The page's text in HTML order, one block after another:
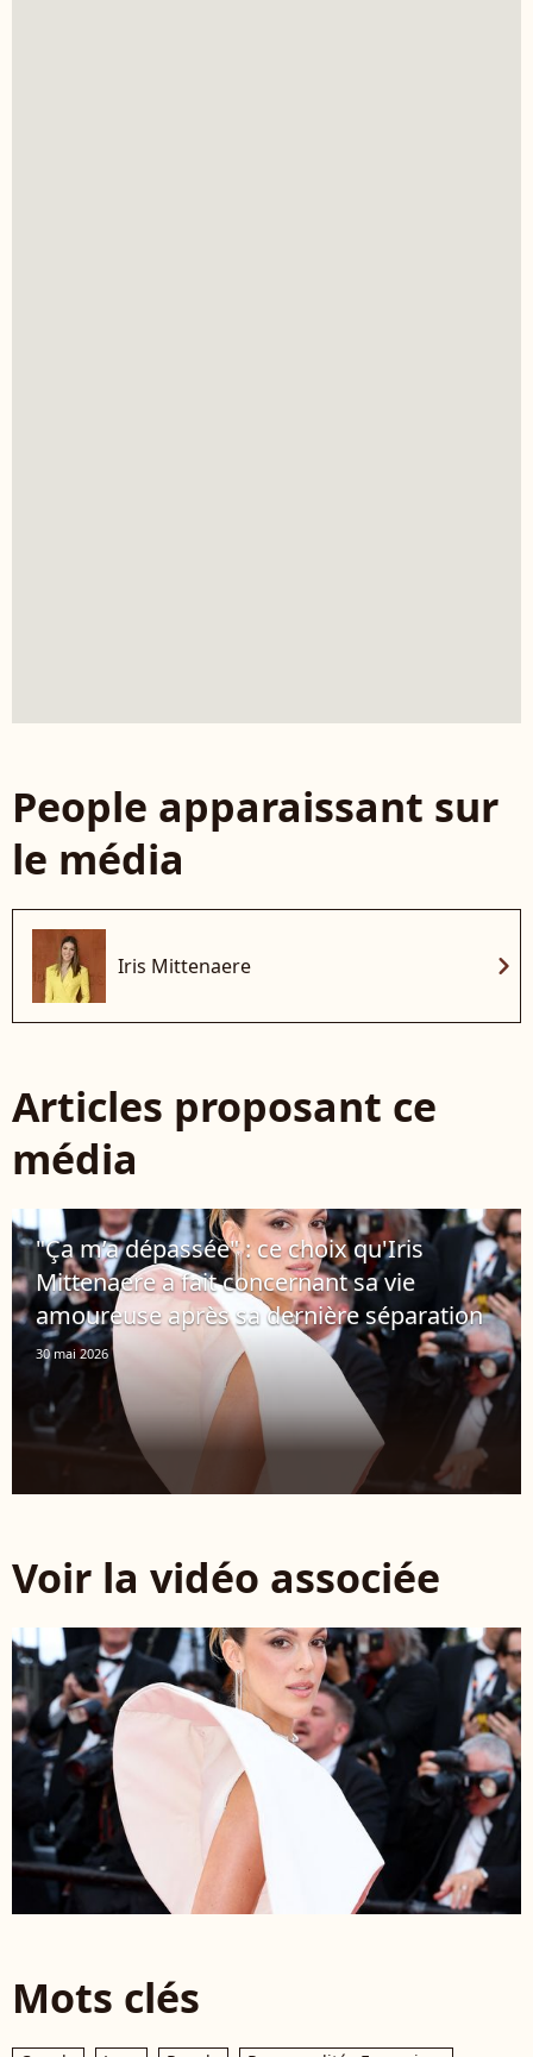
People apparaissant sur
le média
Iris Mittenaere chevron_right
Articles proposant ce
média
"Ça m’a dépassée" : ce choix qu'Iris
Mittenaere a fait concernant sa vie
amoureuse après sa dernière séparation
30 mai 2026
Voir la vidéo associée
Mots clés